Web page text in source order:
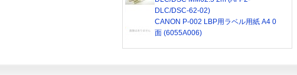
DLC/DSC-62-02)
CANON P-002 LBP用ラベル用紙 A4 0
面 (6055A006)